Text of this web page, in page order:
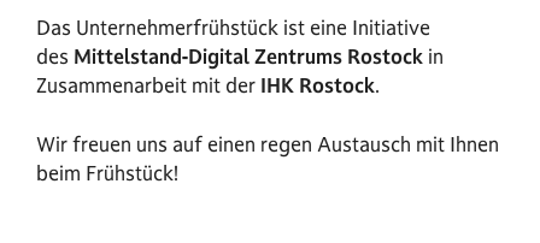
Das Unternehmerfrühstück ist eine Initiative
des Mittelstand-Digital Zentrums Rostock in
Zusammenarbeit mit der IHK Rostock.
Wir freuen uns auf einen regen Austausch mit Ihnen
beim Frühstück!